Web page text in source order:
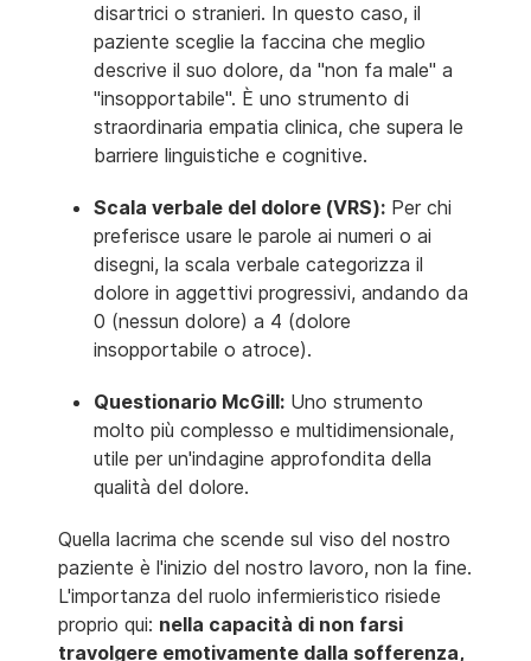
disartrici o stranieri. In questo caso, il
paziente sceglie la faccina che meglio
descrive il suo dolore, da "non fa male" a
"insopportabile". È uno strumento di
straordinaria empatia clinica, che supera le
barriere linguistiche e cognitive.
Scala verbale del dolore (VRS): Per chi
preferisce usare le parole ai numeri o ai
disegni, la scala verbale categorizza il
dolore in aggettivi progressivi, andando da
0 (nessun dolore) a 4 (dolore
insopportabile o atroce).
Questionario McGill: Uno strumento
molto più complesso e multidimensionale,
utile per un'indagine approfondita della
qualità del dolore.
Quella lacrima che scende sul viso del nostro
paziente è l'inizio del nostro lavoro, non la fine.
L'importanza del ruolo infermieristico risiede
proprio qui: nella capacità di non farsi
travolgere emotivamente dalla sofferenza,